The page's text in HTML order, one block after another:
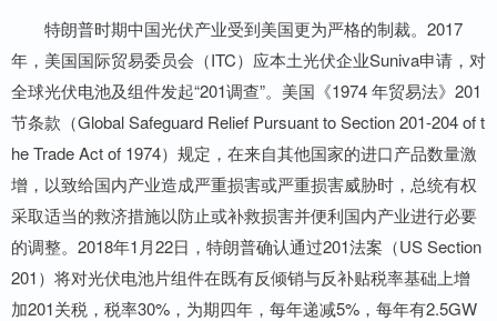
特朗普时期中国光伏产业受到美国更为严格的制裁。2017
年，美国国际贸易委员会（ITC）应本土光伏企业Suniva申请，对
全球光伏电池及组件发起“201调查”。美国《1974 年贸易法》201
节条款（Global Safeguard Relief Pursuant to Section 201-204 of t
he Trade Act of 1974）规定，在来自其他国家的进口产品数量激
增，以致给国内产业造成严重损害或严重损害威胁时，总统有权
采取适当的救济措施以防止或补救损害并便利国内产业进行必要
的调整。2018年1月22日，特朗普确认通过201法案（US Section
201）将对光伏电池片组件在既有反倾销与反补贴税率基础上增
加201关税，税率30%，为期四年，每年递减5%，每年有2.5GW